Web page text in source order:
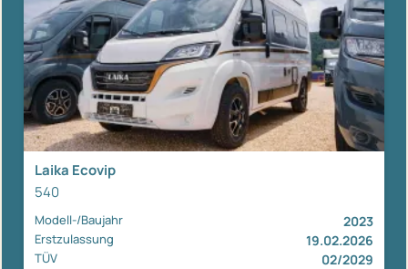
Laika Ecovip
540
Modell-/Baujahr 2023
Erstzulassung 19.02.2026
TÜV 02/2029